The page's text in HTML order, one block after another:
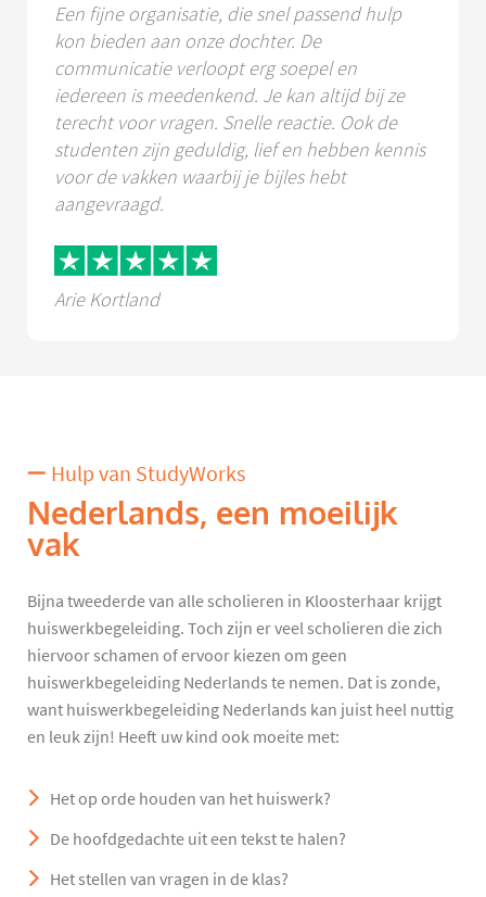
Een fijne organisatie, die snel passend hulp
kon bieden aan onze dochter. De
communicatie verloopt erg soepel en
iedereen is meedenkend. Je kan altijd bij ze
terecht voor vragen. Snelle reactie. Ook de
studenten zijn geduldig, lief en hebben kennis
voor de vakken waarbij je bijles hebt
aangevraagd.
Arie Kortland
Hulp van StudyWorks
Nederlands, een moeilijk
vak
Bijna tweederde van alle scholieren in Kloosterhaar krijgt
huiswerkbegeleiding. Toch zijn er veel scholieren die zich
hiervoor schamen of ervoor kiezen om geen
huiswerkbegeleiding Nederlands te nemen. Dat is zonde,
want huiswerkbegeleiding Nederlands kan juist heel nuttig
en leuk zijn! Heeft uw kind ook moeite met:
Het op orde houden van het huiswerk?
De hoofdgedachte uit een tekst te halen?
Het stellen van vragen in de klas?